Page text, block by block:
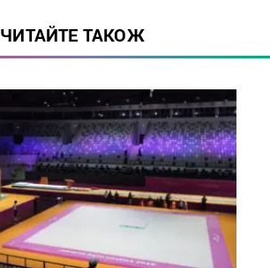
ЧИТАЙТЕ ТАКОЖ